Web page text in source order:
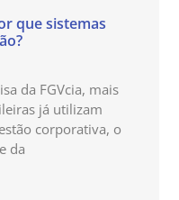
que sistemas
da FGVcia, mais
já utilizam
corporativa, o
da